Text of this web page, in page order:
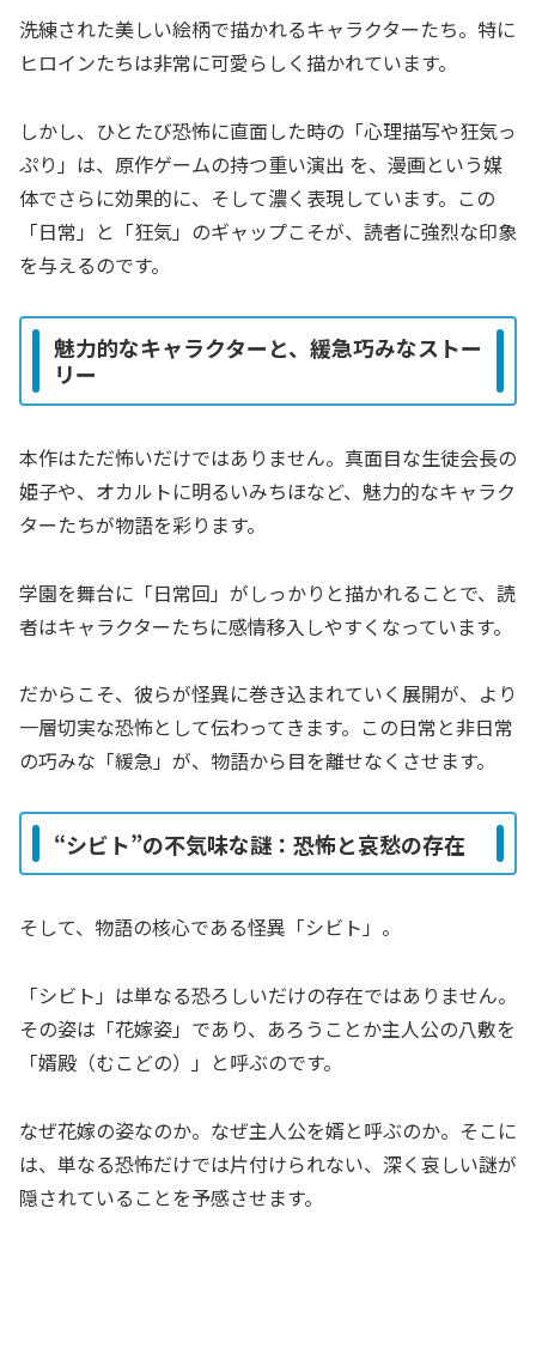
洗練された美しい絵柄で描かれるキャラクターたち。特に
ヒロインたちは非常に可愛らしく描かれています。
しかし、ひとたび恐怖に直面した時の「心理描写や狂気っ
ぷり」は、原作ゲームの持つ重い演出 を、漫画という媒
体でさらに効果的に、そして濃く表現しています。この
「日常」と「狂気」のギャップこそが、読者に強烈な印象
を与えるのです。
魅力的なキャラクターと、緩急巧みなストー
リー
本作はただ怖いだけではありません。真面目な生徒会長の
姫子や、オカルトに明るいみちほなど、魅力的なキャラク
ターたちが物語を彩ります。
学園を舞台に「日常回」がしっかりと描かれることで、読
者はキャラクターたちに感情移入しやすくなっています。
だからこそ、彼らが怪異に巻き込まれていく展開が、より
一層切実な恐怖として伝わってきます。この日常と非日常
の巧みな「緩急」が、物語から目を離せなくさせます。
“シビト”の不気味な謎：恐怖と哀愁の存在
そして、物語の核心である怪異「シビト」。
「シビト」は単なる恐ろしいだけの存在ではありません。
その姿は「花嫁姿」であり、あろうことか主人公の八敷を
「婿殿（むこどの）」と呼ぶのです。
なぜ花嫁の姿なのか。なぜ主人公を婿と呼ぶのか。そこに
は、単なる恐怖だけでは片付けられない、深く哀しい謎が
隠されていることを予感させます。